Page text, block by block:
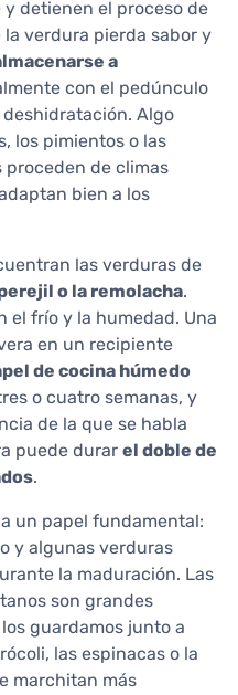
detienen el proceso de
verdura pierda sabor y
a
con el pedúnculo
Algo
los pimientos o las
proceden de climas
bien a los
las verduras de
o la remolacha.
el frío y la humedad. Una
en un recipiente
de cocina húmedo
o cuatro semanas, y
de la que se habla
puede durar el doble de
.
un papel fundamental:
y algunas verduras
la maduración. Las
son grandes
guardamos junto a
las espinacas o la
marchitan más